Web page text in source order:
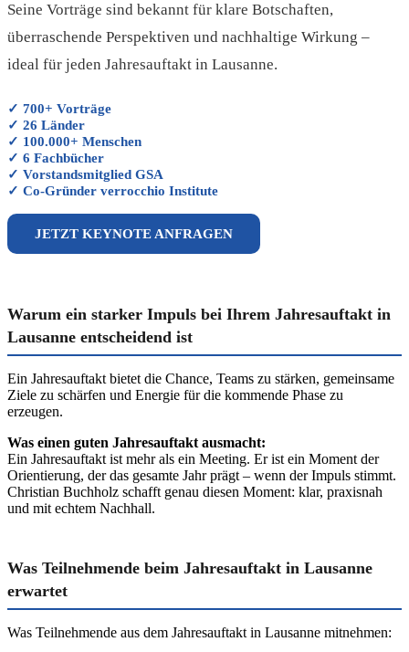
Seine Vorträge sind bekannt für klare Botschaften,
überraschende Perspektiven und nachhaltige Wirkung –
ideal für jeden Jahresauftakt in Lausanne.
✓ 700+ Vorträge
✓ 26 Länder
✓ 100.000+ Menschen
✓ 6 Fachbücher
✓ Vorstandsmitglied GSA
✓ Co-Gründer verrocchio Institute
JETZT KEYNOTE ANFRAGEN
Warum ein starker Impuls bei Ihrem Jahresauftakt in
Lausanne entscheidend ist
Ein Jahresauftakt bietet die Chance, Teams zu stärken, gemeinsame
Ziele zu schärfen und Energie für die kommende Phase zu
erzeugen.
Was einen guten Jahresauftakt ausmacht:
Ein Jahresauftakt ist mehr als ein Meeting. Er ist ein Moment der
Orientierung, der das gesamte Jahr prägt – wenn der Impuls stimmt.
Christian Buchholz schafft genau diesen Moment: klar, praxisnah
und mit echtem Nachhall.
Was Teilnehmende beim Jahresauftakt in Lausanne
erwartet
Was Teilnehmende aus dem Jahresauftakt in Lausanne mitnehmen: